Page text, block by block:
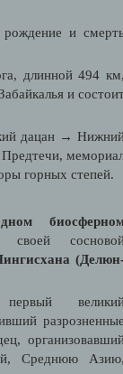
и
длинной 494
и
дацан →
горных степей.
своей
Среднюю